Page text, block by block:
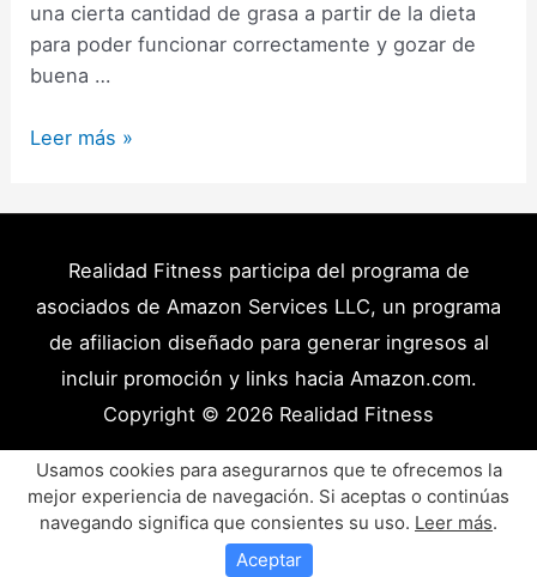
una cierta cantidad de grasa a partir de la dieta
para poder funcionar correctamente y gozar de
buena …
15
Buenas
pueden
faltar
tu
Dieta.
Leer más »
Realidad Fitness participa del programa de
asociados de Amazon Services LLC, un programa
de afiliacion diseñado para generar ingresos al
incluir promoción y links hacia Amazon.com.
Copyright © 2026 Realidad Fitness
Políticas de Privacidad – Términos y Condiciones
Disclaimer Médico
Contacto
Artículos
Productos y Recursos Recomendados
Usamos cookies para asegurarnos que te ofrecemos la
mejor experiencia de navegación. Si aceptas o continúas
navegando significa que consientes su uso. Leer más.
Aceptar